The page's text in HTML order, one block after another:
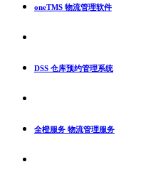
oneTMS 物流管理软件
DSS 仓库预约管理系统
全橙服务 物流管理服务